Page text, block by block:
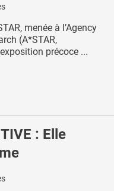
menée à l’Agency
(A*STAR,
précoce ...
: Elle